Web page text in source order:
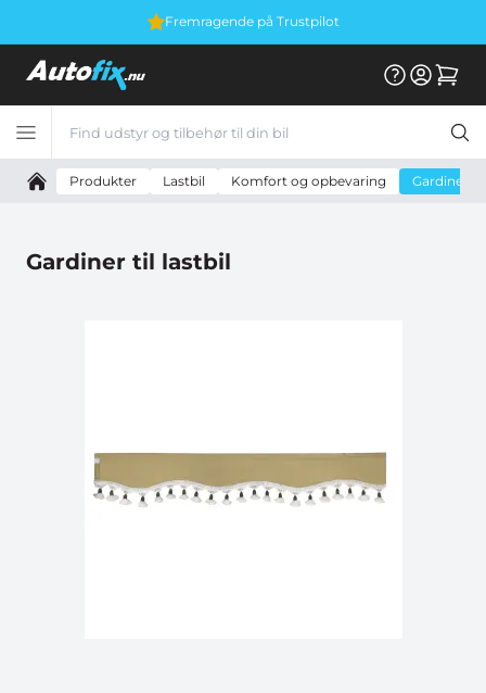
Vi er E-mærket
Produkter Lastbil Komfort og opbevaring Gardiner
Gardiner til lastbil